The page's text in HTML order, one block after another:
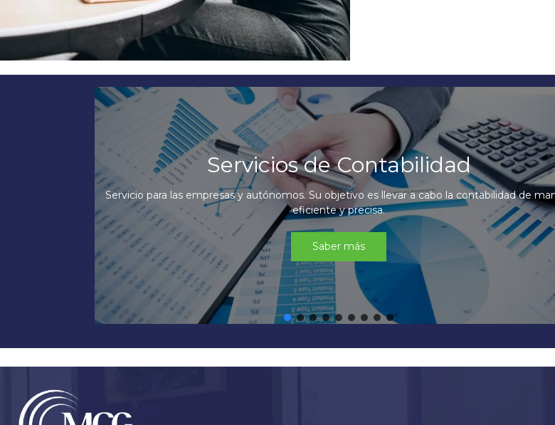
Servicios de Contabilidad
Servicio para las empresas y autónomos. Su objetivo es llevar a cabo la contabilidad de
eficiente y precisa.
Saber más